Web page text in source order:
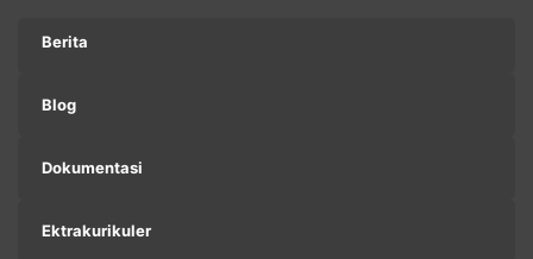
Berita
Blog
Dokumentasi
Ektrakurikuler